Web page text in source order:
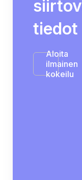
tiedot
Aloita
ilmainen
kokeilu